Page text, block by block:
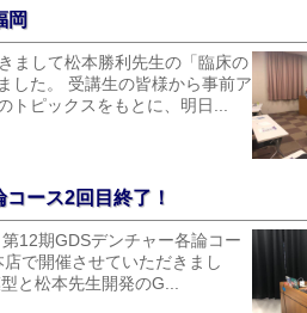
岡
まして松本勝利先生の「臨床の
した。 受講生の皆様から事前ア
トピックスをもとに、明日...
ース2回目終了！
12期GDSデンチャー各論コー
で開催させていただきまし
と松本先生開発のG...